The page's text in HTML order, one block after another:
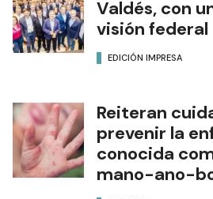
Valdés, con
visión federal
EDICIÓN IMPRESA
Reiteran
prevenir la
conocida
mano-ano-